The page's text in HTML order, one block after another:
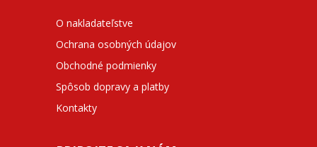
O nakladateľstve
Ochrana osobných údajov
Obchodné podmienky
Spôsob dopravy a platby
Kontakty